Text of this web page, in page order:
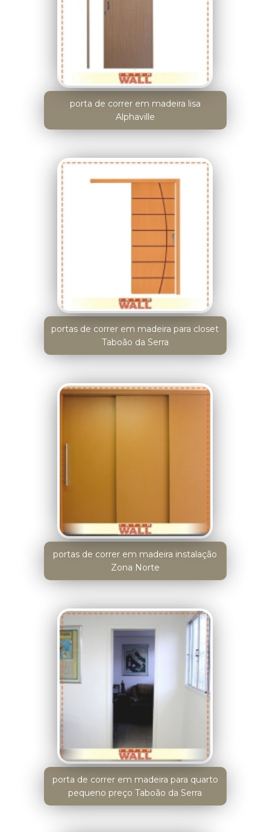
porta de correr em madeira lisa
Alphaville
portas de correr em madeira para closet
Taboão da Serra
portas de correr em madeira instalação
Zona Norte
porta de correr em madeira para quarto
pequeno preço Taboão da Serra